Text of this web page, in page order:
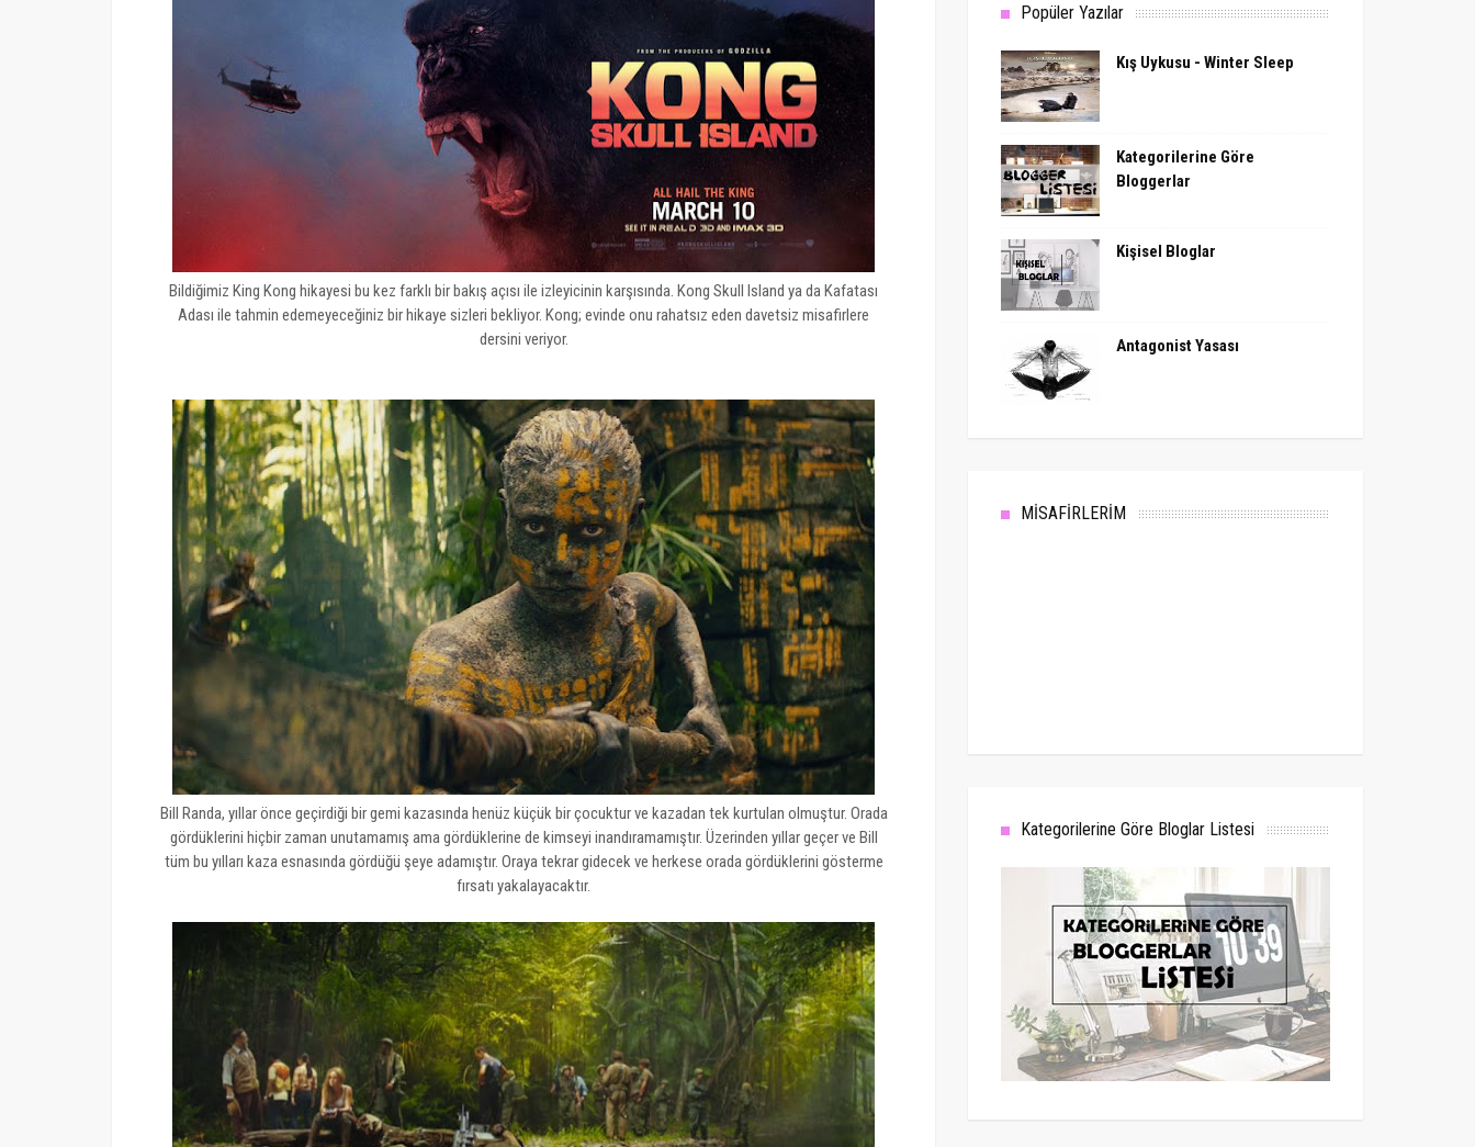
Bildiğimiz King Kong hikayesi bu kez farklı bir bakış açısı ile izleyicinin karşısında. Kong Skull Island ya da Kafatası
Adası ile tahmin edemeyeceğiniz bir hikaye sizleri bekliyor. Kong; evinde onu rahatsız eden davetsiz misafirlere
dersini veriyor.
Bill Randa, yıllar önce geçirdiği bir gemi kazasında henüz küçük bir çocuktur ve kazadan tek kurtulan olmuştur. Orada
gördüklerini hiçbir zaman unutamamış ama gördüklerine de kimseyi inandıramamıştır. Üzerinden yıllar geçer ve Bill
tüm bu yılları kaza esnasında gördüğü şeye adamıştır. Oraya tekrar gidecek ve herkese orada gördüklerini gösterme
fırsatı yakalayacaktır.
Popüler Yazılar
Kış Uykusu - Winter Sleep
Kategorilerine Göre
Bloggerlar
Kişisel Bloglar
Antagonist Yasası
MİSAFİRLERİM
Kategorilerine Göre Bloglar Listesi